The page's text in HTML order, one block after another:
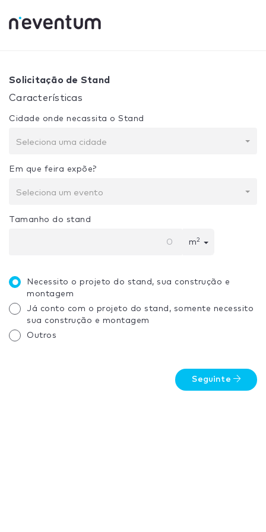
Sua seleção: Projeto + Construção
Solicitação de Stand
Características
Cidade onde necassita o Stand
Seleciona uma cidade
Em que feira expõe?
Seleciona um evento
Tamanho do stand
m2
Necessito o projeto do stand, sua construção e
montagem
Já conto com o projeto do stand, somente necessito
sua construção e montagem
Outros
Seguinte